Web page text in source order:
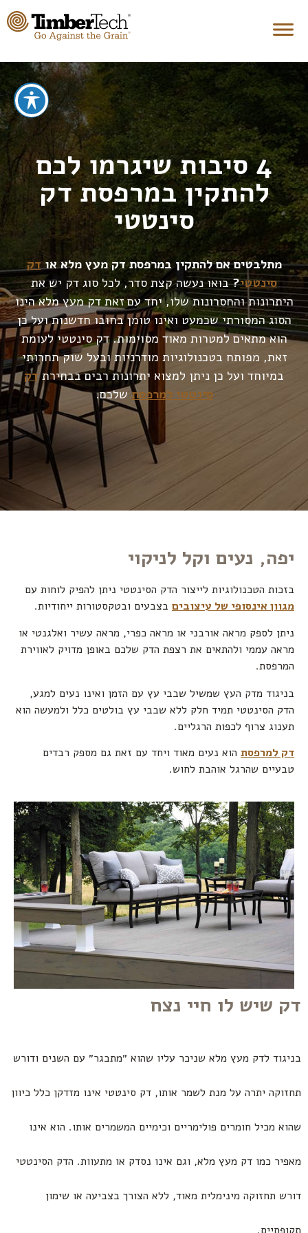
4 סיבות שיגרמו לכם
להתקין במרפסת דק
סינטטי
מתלבטים אם להתקין במרפסת דק מעץ מלא אודק
סינטטי?בואו נעשה קצת סדר, לכל סוג דק יש את
היתרונות והחסרונות שלו, יחד עם זאת דק מעץ מלא הינו
הסוג המסורתי שכמעט ואינו טומן בחובו חדשנות ועל כן
הוא מתאים למטרות מאוד מסוימות. דק סינטטי לעומת
זאת, מפותח בטכנולוגיות מודרניות ובעל שוק תחרותי
במיוחד ועל כן ניתן למצוא יתרונות רבים בבחירתדק
סינטטי למרפסתשלכם.
יפה, נעים וקל לניקוי
בזכות הטכנולוגיות לייצור הדק הסינטטי ניתן להפיק לוחות עם
מגוון אינסופי של עיצובים בצבעים ובטקסטורות ייחודיות.
ניתן לספק מראה אורבני או מראה כפרי, מראה עשיר ואלגנטי או
מראה עממי ולהתאים את רצפת הדק שלכם באופן מדויק לאווירת
המרפסת.
בניגוד מדק העץ שמשיל שבבי עץ עם הזמן ואינו נעים למגע,
הדק הסינטטי תמיד חלק ללא שבבי עץ בולטים כלל ולמעשה הוא
תענוג צרוף לכפות הרגליים.
דק למרפסת הוא נעים מאוד ויחד עם זאת גם מספק רבדים
טבעיים שהרגל אוהבת לחוש.
דק שיש לו חיי נצח
בניגוד לדק מעץ מלא שניכר עליו שהוא ״מתבגר״ עם השנים ודורש
תחזוקה יתרה על מנת לשמר אותו, דק סינטטי אינו מזדקן כלל כיוון
שהוא מכיל חומרים פולימריים וכימיים המשמרים אותו. הוא אינו
מאפיר כמו דק מעץ מלא, וגם אינו נסדק או מתעוות. הדק הסינטטי
דורש תחזוקה מינימלית מאוד, ללא הצורך בצביעה או שימון